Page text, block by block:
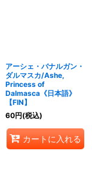
アーシェ・バナルガン・
ダルマスカ/Ashe,
Princess of
Dalmasca《日本語》
【FIN】
60円(税込)
カートに入れる